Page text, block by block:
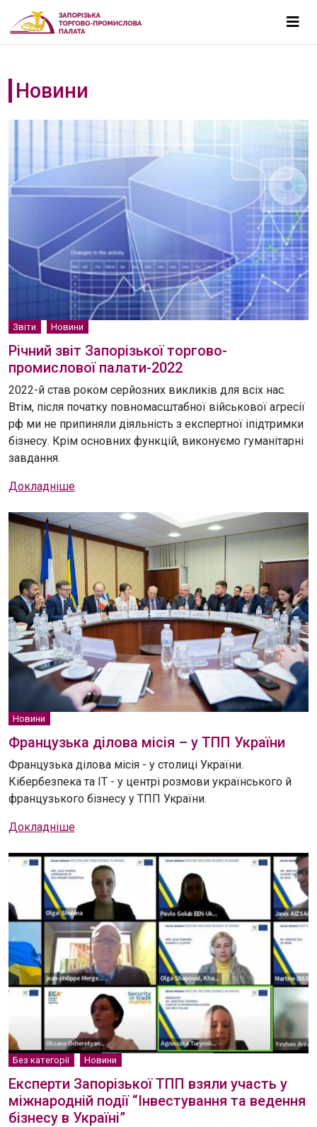
Новини
Звіти Новини
Річний звіт Запорізької торгово-
промислової палати-2022
2022-й став роком серйозних викликів для всіх нас.
Втім, після початку повномасштабної військової агресії
рф ми не припиняли діяльність з експертної іпідтримки
бізнесу. Крім основних функцій, виконуємо гуманітарні
завдання.
Докладніше
Новини
Французька ділова місія – у ТПП України
Французька ділова місія - у столиці України.
Кібербезпека та IT - у центрі розмови українського й
французького бізнесу у ТПП України.
Докладніше
Без категорії Новини
Експерти Запорізької ТПП взяли участь у
міжнародній події “Інвестування та ведення
бізнесу в Україні”